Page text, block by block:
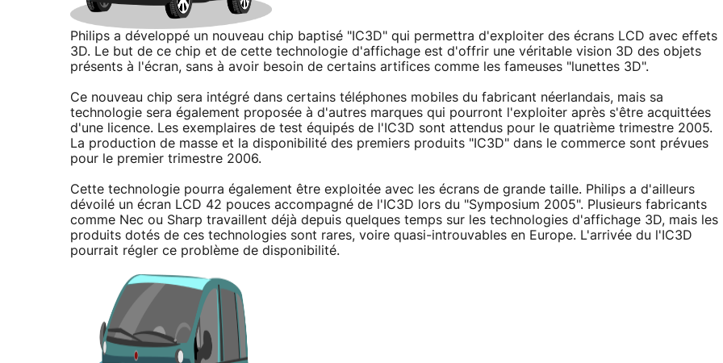
Philips a développé un nouveau chip baptisé "IC3D" qui permettra d'exploiter des écrans LCD avec effets
3D. Le but de ce chip et de cette technologie d'affichage est d'offrir une véritable vision 3D des objets
présents à l'écran, sans à avoir besoin de certains artifices comme les fameuses "lunettes 3D".
Ce nouveau chip sera intégré dans certains téléphones mobiles du fabricant néerlandais, mais sa
technologie sera également proposée à d'autres marques qui pourront l'exploiter après s'être acquittées
d'une licence. Les exemplaires de test équipés de l'IC3D sont attendus pour le quatrième trimestre 2005.
La production de masse et la disponibilité des premiers produits "IC3D" dans le commerce sont prévues
pour le premier trimestre 2006.
Cette technologie pourra également être exploitée avec les écrans de grande taille. Philips a d'ailleurs
dévoilé un écran LCD 42 pouces accompagné de l'IC3D lors du "Symposium 2005". Plusieurs fabricants
comme Nec ou Sharp travaillent déjà depuis quelques temps sur les technologies d'affichage 3D, mais les
produits dotés de ces technologies sont rares, voire quasi-introuvables en Europe. L'arrivée du l'IC3D
pourrait régler ce problème de disponibilité.